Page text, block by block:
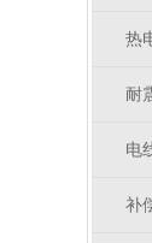
热
耐
电
补